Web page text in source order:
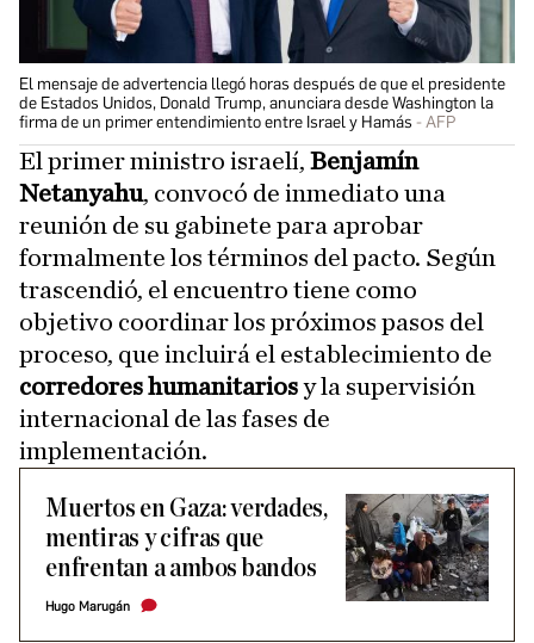
El mensaje de advertencia llegó horas después de que el presidente
de Estados Unidos, Donald Trump, anunciara desde Washington la
firma de un primer entendimiento entre Israel y Hamás
AFP
El primer ministro israelí, Benjamín
Netanyahu, convocó de inmediato una
reunión de su gabinete para aprobar
formalmente los términos del pacto. Según
trascendió, el encuentro tiene como
objetivo coordinar los próximos pasos del
proceso, que incluirá el establecimiento de
corredores humanitariosy la supervisión
internacional de las fases de
implementación.
Muertos en Gaza: verdades,
mentiras y cifras que
enfrentan a ambos bandos
Hugo Marugán